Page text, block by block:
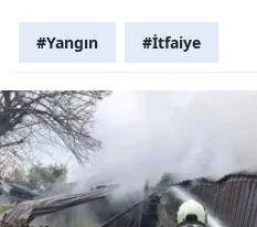
#Yangın #İtfaiye